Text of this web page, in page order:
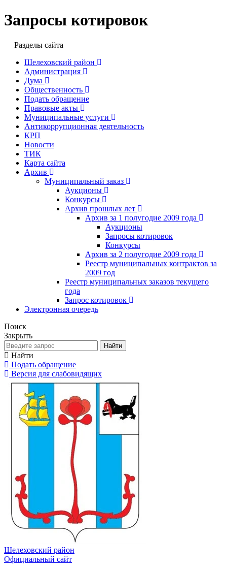
Запросы котировок
Разделы сайта
Шелеховский район
Администрация
Дума
Общественность
Подать обращение
Правовые акты
Муниципальные услуги
Антикоррупционная деятельность
КРП
Новости
ТИК
Карта сайта
Архив
Муниципальный заказ
Аукционы
Конкурсы
Архив прошлых лет
Архив за 1 полугодие 2009 года
Аукционы
Запросы котировок
Конкурсы
Архив за 2 полугодие 2009 года
Реестр муниципальных контрактов за
2009 год
Реестр муниципальных заказов текущего
года
Запрос котировок
Электронная очередь
Поиск
Закрыть
Найти
Найти
Подать обращение
Версия для слабовидящих
Шелеховский район
Официальный сайт